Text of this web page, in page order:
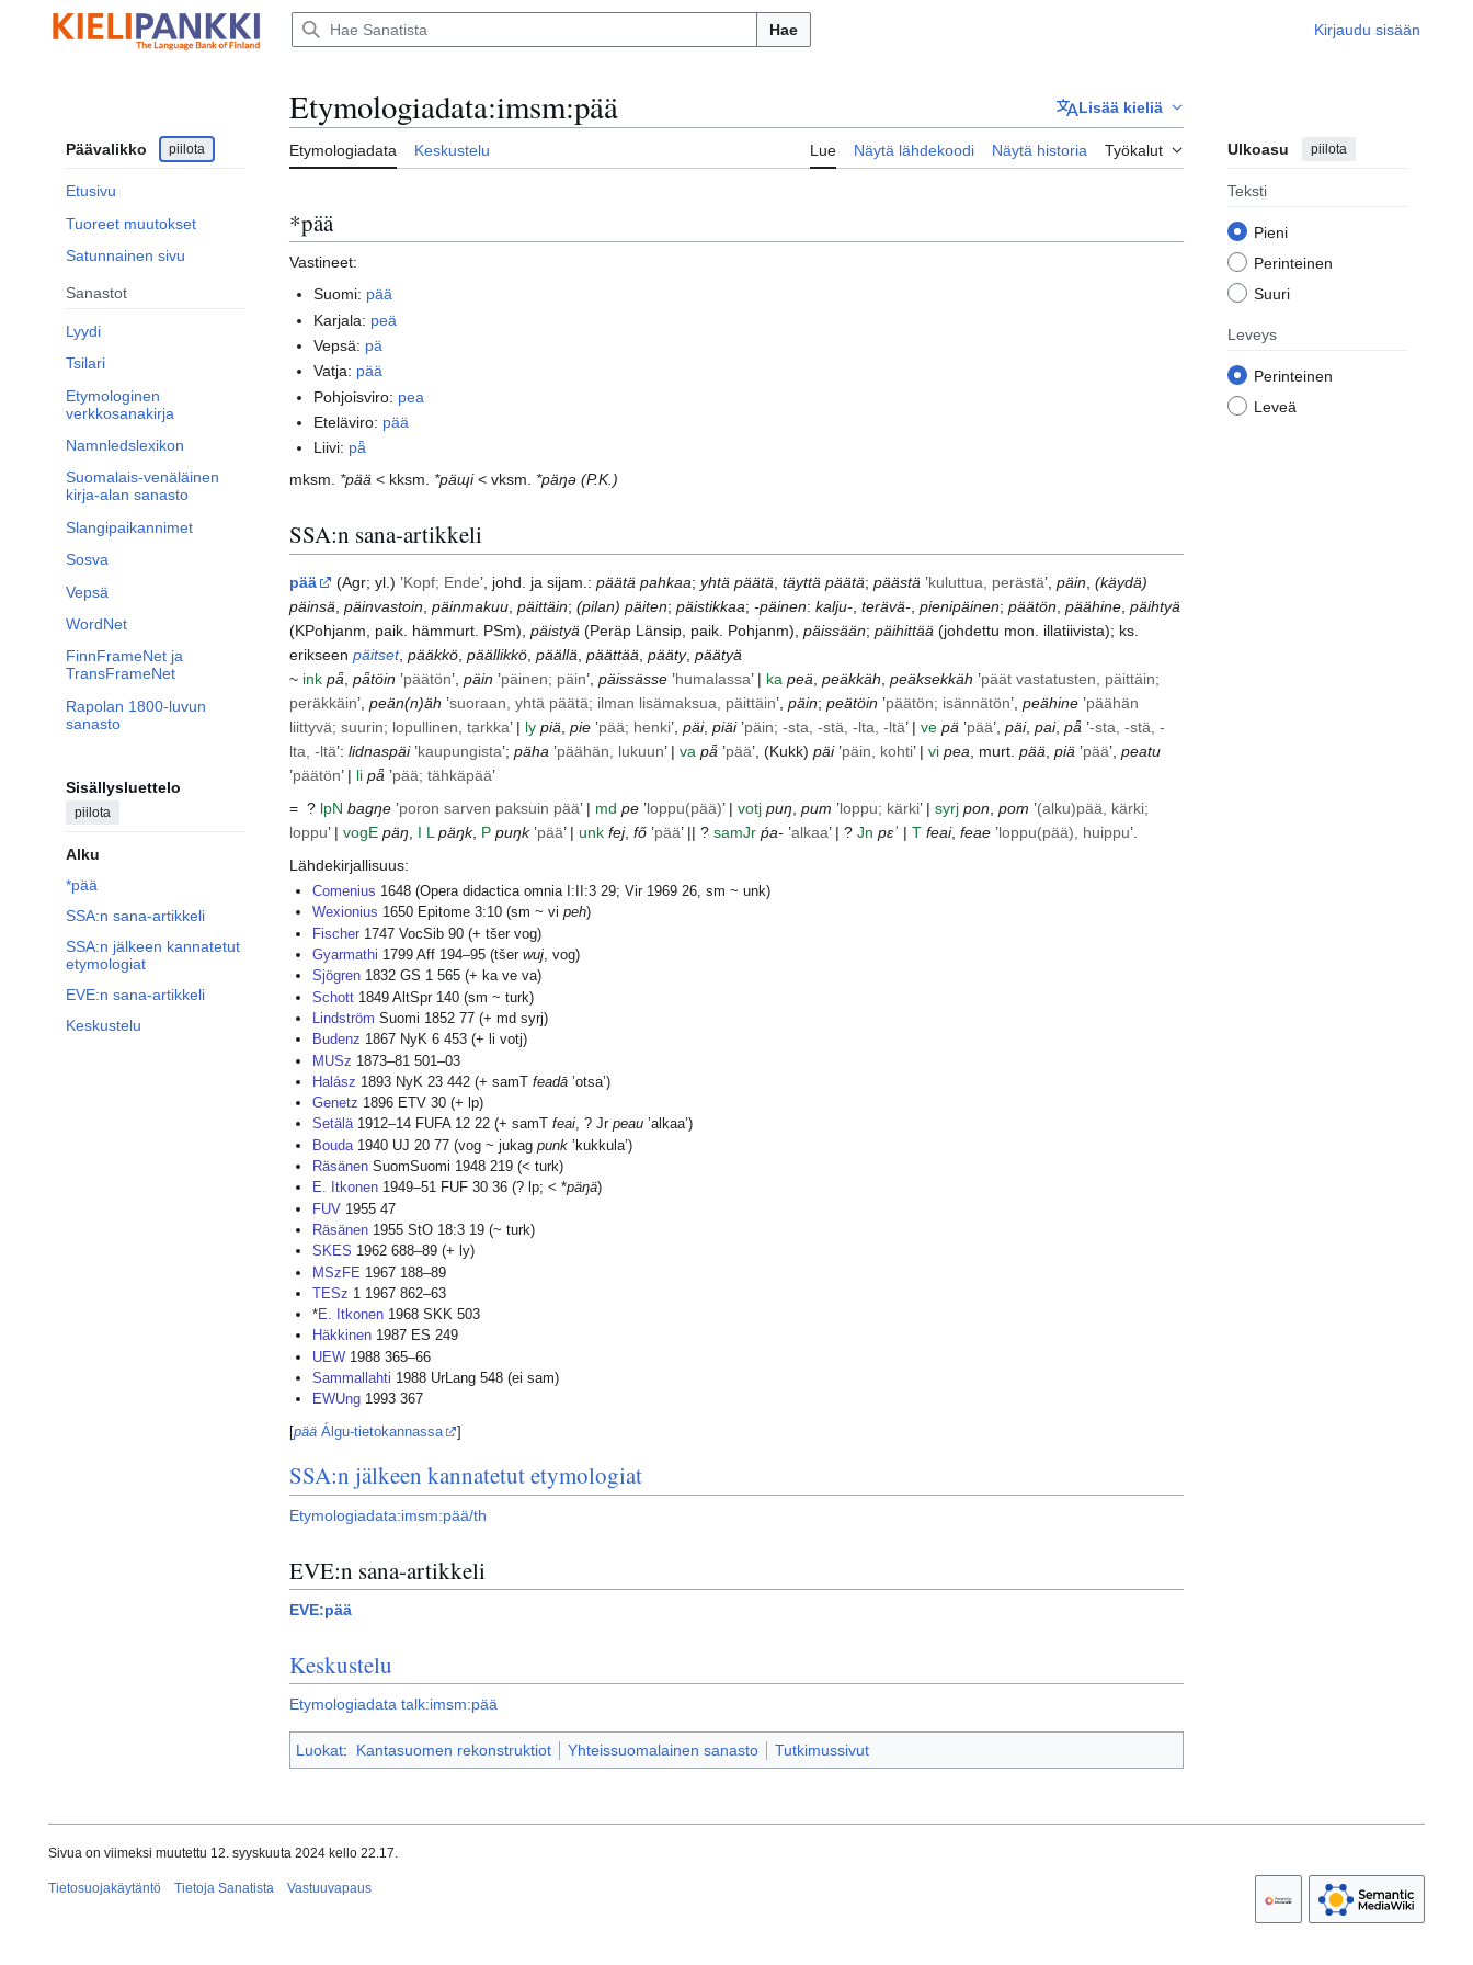
sisältöön
Hae Kirjaudu sisään
Päävalikko piilota
Etusivu
Tuoreet muutokset
Satunnainen sivu
Sanastot
Lyydi
Tsilari
Etymologinen
verkkosanakirja
Namnledslexikon
Suomalais-venäläinen
kirja-alan sanasto
Slangipaikannimet
Sosva
Vepsä
WordNet
FinnFrameNet ja
TransFrameNet
Rapolan 1800-luvun
sanasto
Sisällysluettelo
piilota
Alku
*pää
SSA:n sana-artikkeli
SSA:n jälkeen kannatetut
etymologiat
EVE:n sana-artikkeli
Keskustelu
Etymologiadata:imsm:pää Lisää kieliä
Etymologiadata Keskustelu Lue Näytä lähdekoodi Näytä historia Työkalut Ulkoasu piilota
Teksti
Pieni
Perinteinen
Suuri
Leveys
Perinteinen
Leveä
*pää
Vastineet:
Suomi: pää
Karjala: peä
Vepsä: pä
Vatja: pää
Pohjoisviro: pea
Eteläviro: pää
Liivi: pǟ
mksm. *pää < kksm. *päɰi< vksm. *päŋǝ (P.K.)
SSA:n sana-artikkeli
pää (Agr; yl.) ’Kopf; Ende’, johd. ja sijam.: päätä pahkaa; yhtä päätä täyttä päätä; päästä ’kuluttua, perästä’, päin (käydä)
päinsä päinvastoin päinmakuu päittäin; (pilan) päiten; päistikkaa; -päinen: kalju- terävä- pienipäinen; päätön päähine päihtyä
(KPohjanm , paik. hämmurt. PSm), päistyä (Peräp Länsip , paik. Pohjanm), päissään; päihittää (johdettu mon. illatiivista); ks.
erikseen päitset, pääkkö päällikkö päällä päättää pääty, päätyä
~ ink pǟ pǟtöin ’päätön’, päin ’päinen; päin’, päissässe ’humalassa’ | ka peä peäkkäh peäksekkäh ’päät vastatusten, päittäin;
peräkkäin’, peän(n)äh ’suoraan, yhtä päätä; ilman lisämaksua, päittäin’, päin; peätöin ’päätön; isännätön’, peähine ’päähän
liittyvä; suurin; lopullinen, tarkka’ | ly piä pie ’pää; henki’, päi, piäi’päin; -sta, -stä, -lta, -ltä’ | ve pä ’pää’, päi, pai, pǟ ’-sta, -stä, -
lta, -ltä’: lidnaspäi’kaupungista’; päha ’päähän, lukuun’ | va pǟ ’pää’, (Kukk) päi’päin, kohti’ | vi pea , murt. pää piä ’pää’, peatu
’päätön’ | li pǟ ’pää; tähkäpää’
= ? lpN bagŋe ’poron sarven paksuin pää’ | md pe ’loppu(pää)’ | votj puŋ pum ’loppu; kärki’ | syrj pon pom ’(alku)pää, kärki;
loppu’ | vogE päŋ I L päŋk, P puŋk’pää’ | unk fej, fő ’pää’ || ? samJr ṕa- ’alkaa’ | ? Jn pɛʾ | T feai, feae ’loppu(pää), huippu’.
Lähdekirjallisuus:
Comenius 1648 (Opera didactica omnia I:II:3 29; Vir 1969 26, sm ~ unk)
Wexionius 1650 Epitome 3:10 (sm ~ vi peh)
Fischer1747 VocSib 90 (+ tšer vog)
Gyarmathi 1799 Aff 194–95 (tšer wuj, vog)
Sjögren1832 GS 1 565 (+ ka ve va)
Schott1849 AltSpr 140 (sm ~ turk)
Lindström Suomi 1852 77 (+ md syrj)
Budenz 1867 NyK 6 453 (+ li votj)
MUSz 1873–81 501–03
Halász 1893 NyK 23 442 (+ samT feadā’otsa’)
Genetz 1896 ETV 30 (+ lp)
Setälä1912–14 FUFA 12 22 (+ samT feai, ? Jr peau’alkaa’)
Bouda1940 UJ 20 77 (vog ~ jukag punk’kukkula’)
RäsänenSuomSuomi 1948 219 (< turk)
E. Itkonen1949–51 FUF 30 36 (? lp; < *päŋä)
FUV1955 47
Räsänen1955 StO 18:3 19 (~ turk)
SKES 1962 688–89 (+ ly)
MSzFE 1967 188–89
TESz 1 1967 862–63
*E. Itkonen1968 SKK 503
Häkkinen1987 ES 249
UEW1988 365–66
Sammallahti 1988 UrLang 548 (ei sam)
EWUng1993 367
[pää Álgu-tietokannassa ]
SSA:n jälkeen kannatetut etymologiat
Etymologiadata:imsm:pää/th
EVE:n sana-artikkeli
EVE:pää
Keskustelu
Etymologiadata talk:imsm:pää
Luokat: Kantasuomen rekonstruktiot Yhteissuomalainen sanasto Tutkimussivut
Sivua on viimeksi muutettu 12. syyskuuta 2024 kello 22.17.
Tietosuojakäytäntö Tietoja Sanatista Vastuuvapaus